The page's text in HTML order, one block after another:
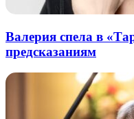
Валерия спела в
предсказаниям